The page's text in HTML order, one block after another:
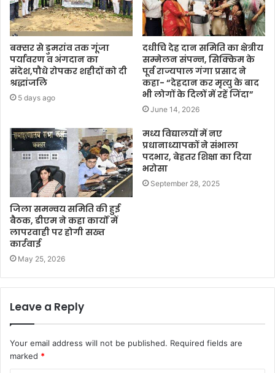
बक्सर से डुमरांव तक गूंजा
पर्यावरण व अंगदान का
संदेश,पौधे रोपकर शहीदों को दी
श्रद्धांजलि
5 days ago
दधीचि देह दान समिति का क्षेत्रीय
सम्मेलन संपन्न, सिक्किम के
पूर्व राज्यपाल गंगा प्रसाद ने
कहा- “देहदान कर मृत्यु के बाद
भी लोगों के दिलों में रहें जिंदा”
June 14, 2026
जिला समन्वय समिति की हुई
बैठक, डीएम ने कहा कार्यों में
लापरवाही पर होगी सख्त
कार्रवाई
May 25, 2026
मध्य विद्यालयों में नए
प्रधानाध्यापकों ने संभाला
पदभार, बेहतर शिक्षा का दिया
भरोसा
September 28, 2025
Leave a Reply
Your email address will not be published. Required fields are
marked *